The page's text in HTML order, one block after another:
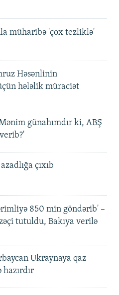
müharibə 'çox tezliklə'
Həsənlinin
hələlik müraciət
günahımdır ki, ABŞ
çıxıb
850 min göndərib' –
tutuldu, Bakıya verilə
Ukraynaya qaz